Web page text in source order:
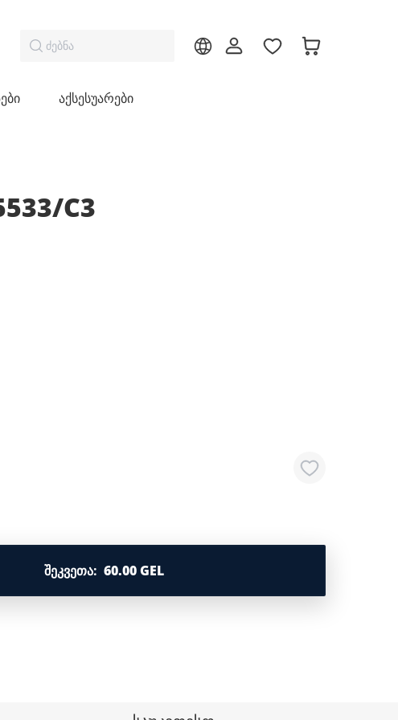
ძებნა
აქსესუარები
C3
ᲨᲔᲙᲕᲔᲗᲐ: 60.00 GEL